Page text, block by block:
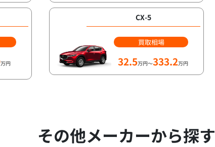
万円
CX-5
買取相場
32.5万円～333.2万円
その他メーカーから探す